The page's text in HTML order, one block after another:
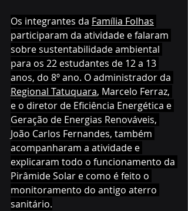
Os integrantes da Família Folhas
participaram da atividade e falaram
sobre sustentabilidade ambiental
para os 22 estudantes de 12 a 13
anos, do 8º ano. O administrador da
Regional Tatuquara, Marcelo Ferraz,
e o diretor de Eficiência Energética e
Geração de Energias Renováveis,
João Carlos Fernandes, também
acompanharam a atividade e
explicaram todo o funcionamento da
Pirâmide Solar e como é feito o
monitoramento do antigo aterro
sanitário.